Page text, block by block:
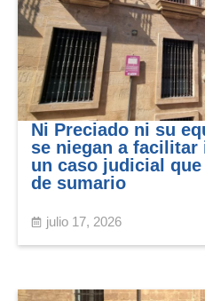
Ni Preciado ni su
se niegan a
un caso judicial
de sumario
julio 17, 2026